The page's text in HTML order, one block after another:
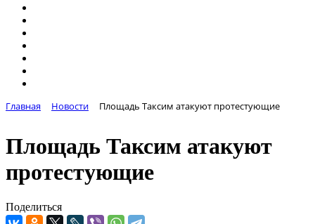
Главная Новости Площадь Таксим атакуют протестующие
Площадь Таксим атакуют
протестующие
Поделиться